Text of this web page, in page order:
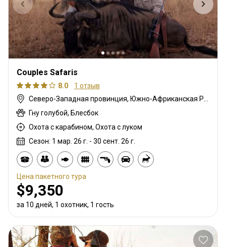
Couples Safaris
8.0
1 отзыв
Гну голубой, Блесбок
Охота с карабином, Охота с луком
Сезон: 1 мар. 26 г. - 30 сент. 26 г.
Цена пакетного тура
$9,350
за 10 дней, 1 охотник, 1 гость